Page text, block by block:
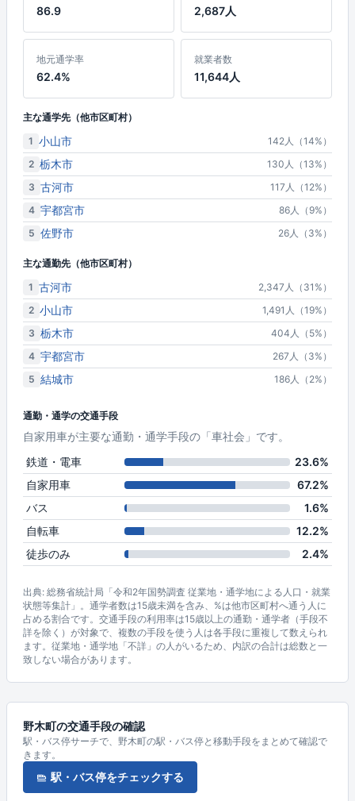
86.9 2,687人
地元通学率
62.4%
就業者数
11,644人
主な通学先（他市区町村）
1 小山市
142人（14%）
2 栃木市
130人（13%）
3 古河市
117人（12%）
4 宇都宮市
86人（9%）
5 佐野市 26人（3%）
主な通勤先（他市区町村）
1 古河市
2,347人（31%）
2 小山市
1,491人（19%）
3 栃木市
404人（5%）
4 宇都宮市
267人（3%）
5 結城市 186人（2%）
通勤・通学の交通手段
自家用車が主要な通勤・通学手段の「車社会」です。
鉄道・電車
23.6%
自家用車
67.2%
バス
1.6%
自転車
12.2%
徒歩のみ
2.4%
出典: 総務省統計局「令和2年国勢調査 従業地・通学地による人口・就業
状態等集計」。通学者数は15歳未満を含み、%は他市区町村へ通う人に
占める割合です。交通手段の利用率は15歳以上の通勤・通学者（手段不
詳を除く）が対象で、複数の手段を使う人は各手段に重複して数えられ
ます。従業地・通学地「不詳」の人がいるため、内訳の合計は総数と一
致しない場合があります。
野木町の交通手段の確認
駅・バス停サーチで、野木町の駅・バス停と移動手段をまとめて確認で
きます。
駅・バス停をチェックする